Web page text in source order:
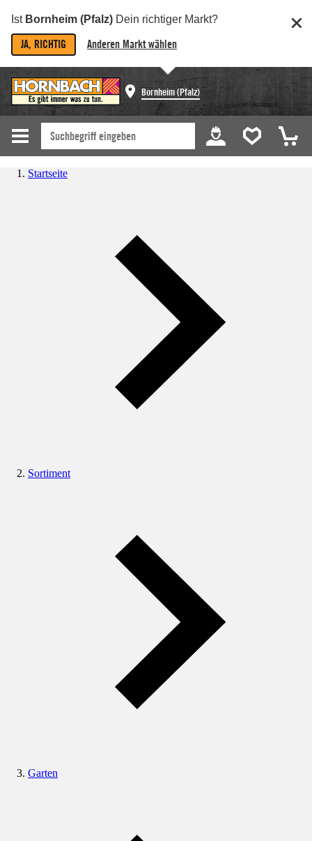
Ist Bornheim (Pfalz) Dein richtiger Markt?
JA, RICHTIG Anderen Markt wählen
Bornheim (Pfalz)
Startseite
Sortiment
Garten